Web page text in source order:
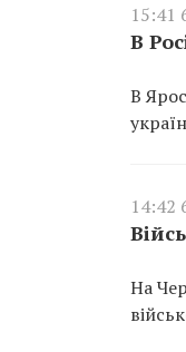
15:41
В
В
14:42
На